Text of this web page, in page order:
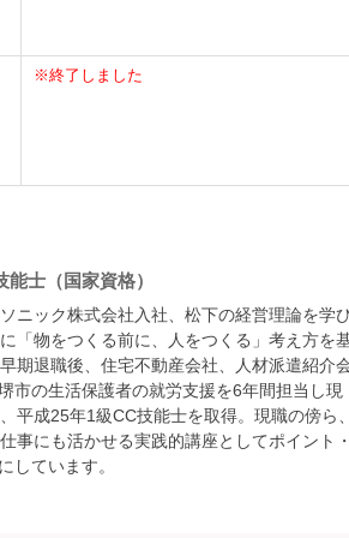
※終了しました
士（国家資格）
ニック株式会社入社、松下の経営理論を学
「物をつくる前に、人をつくる」考え方を
期退職後、住宅不動産会社、人材派遣紹介
市の生活保護者の就労支援を6年間担当し現
平成25年1級CC技能士を取得。現職の傍ら、
事にも活かせる実践的講座としてポイント・
しています。